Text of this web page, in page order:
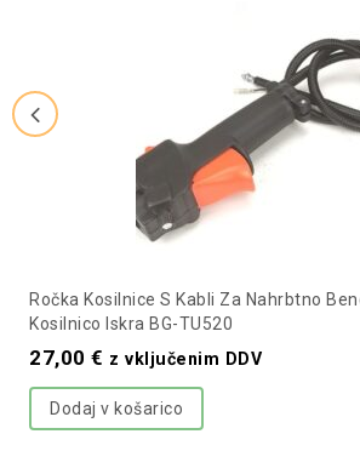
Ročka Kosilnice S Kabli Za Nahrbtno
Kosilnico Iskra BG-TU520
27,00 € z vključenim DDV
Dodaj v košarico